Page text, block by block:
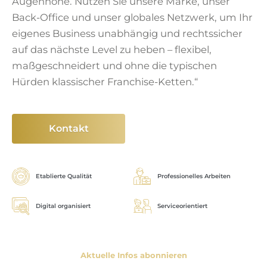
Back-Office und unser globales Netzwerk, um Ihr
eigenes Business unabhängig und rechtssicher
auf das nächste Level zu heben – flexibel,
maßgeschneidert und ohne die typischen
Hürden klassischer Franchise-Ketten.“
Kontakt
Etablierte Qualität Professionelles Arbeiten
Digital organisiert Serviceorientiert
Aktuelle Infos abonnieren